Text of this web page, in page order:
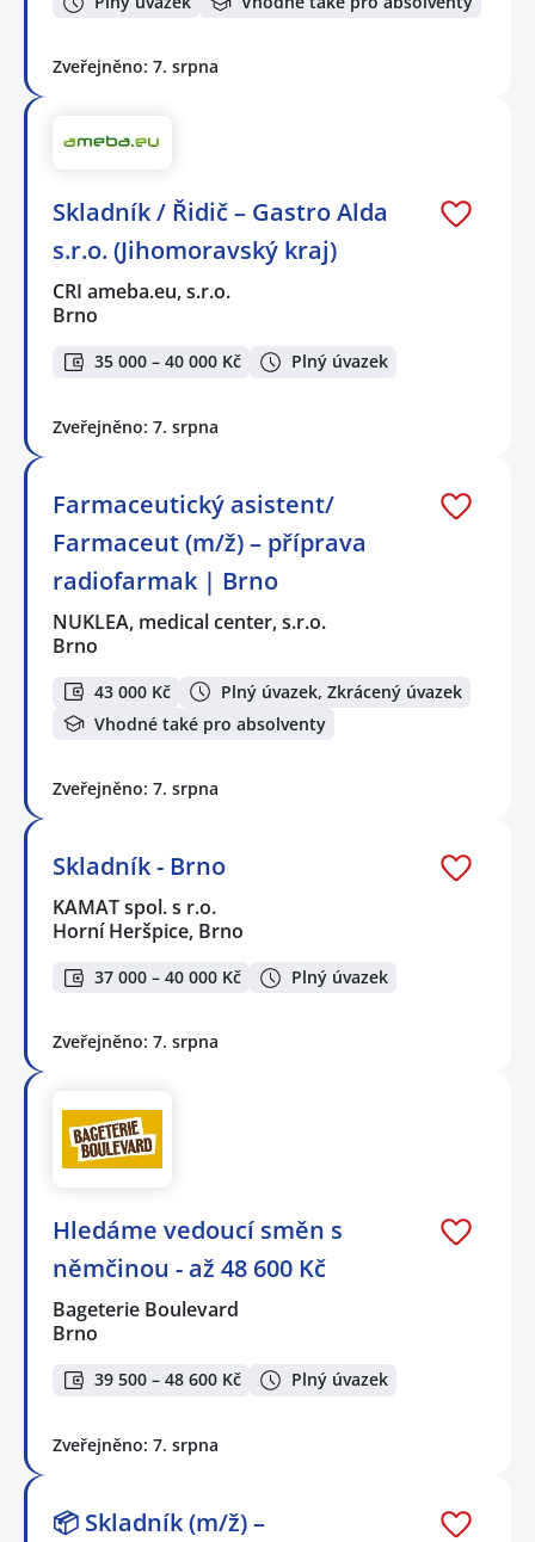
Zveřejněno: 7. srpna
Skladník / Řidič – Gastro Alda
s.r.o. (Jihomoravský kraj)
CRI ameba.eu, s.r.o.
Brno
35 000 – 40 000 Kč Plný úvazek
Zveřejněno: 7. srpna
Farmaceutický asistent/
Farmaceut (m/ž) – příprava
radiofarmak | Brno
NUKLEA, medical center, s.r.o.
Brno
43 000 Kč
Plný úvazek, Zkrácený úvazek
Vhodné také pro absolventy
Zveřejněno: 7. srpna
Skladník - Brno
KAMAT spol. s r.o.
Horní Heršpice, Brno
37 000 – 40 000 Kč Plný úvazek
Zveřejněno: 7. srpna
Hledáme vedoucí směn s
němčinou - až 48 600 Kč
Bageterie Boulevard
Brno
39 500 – 48 600 Kč Plný úvazek
Zveřejněno: 7. srpna
📦 Skladník (m/ž) –